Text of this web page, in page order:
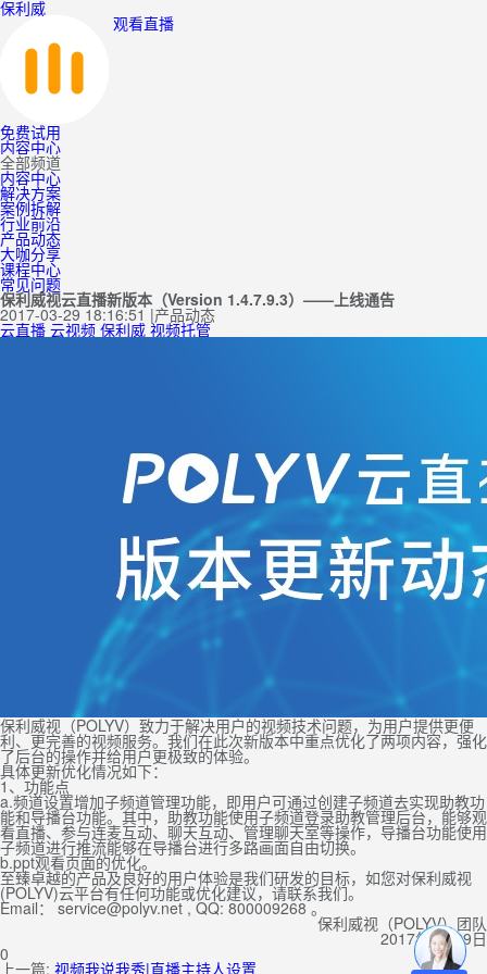
保利威
观看直播
免费试用
内容中心
全部频道
内容中心
解决方案
案例拆解
行业前沿
产品动态
大咖分享
课程中心
常见问题
保利威视云直播新版本（Version 1.4.7.9.3）——上线通告
2017-03-29 18:16:51 |产品动态
云直播 云视频 保利威 视频托管
保利威视（POLYV）致力于解决用户的视频技术问题，为用户提供更便
利、更完善的视频服务。我们在此次新版本中重点优化了两项内容，强化
了后台的操作并给用户更极致的体验。
具体更新优化情况如下：
1、功能点
a.频道设置增加子频道管理功能，即用户可通过创建子频道去实现助教功
能和导播台功能。其中，助教功能使用子频道登录助教管理后台，能够观
看直播、参与连麦互动、聊天互动、管理聊天室等操作，导播台功能使用
子频道进行推流能够在导播台进行多路画面自由切换。
b.ppt观看页面的优化。
至臻卓越的产品及良好的用户体验是我们研发的目标，如您对保利威视
(POLYV)云平台有任何功能或优化建议，请联系我们。
Email： service@polyv.net , QQ: 800009268 。
保利威视（POLYV）团队
2017年3月29日
0
上一篇: 视频我说我秀|直播主持人设置